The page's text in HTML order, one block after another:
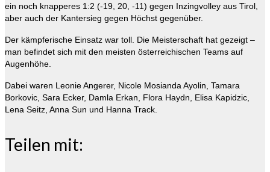
ein noch knapperes 1:2 (-19, 20, -11) gegen Inzingvolley aus Tirol,
aber auch der Kantersieg gegen Höchst gegenüber.
Der kämpferische Einsatz war toll. Die Meisterschaft hat gezeigt –
man befindet sich mit den meisten österreichischen Teams auf
Augenhöhe.
Dabei waren Leonie Angerer, Nicole Mosianda Ayolin, Tamara
Borkovic, Sara Ecker, Damla Erkan, Flora Haydn, Elisa Kapidzic,
Lena Seitz, Anna Sun und Hanna Track.
Teilen mit: